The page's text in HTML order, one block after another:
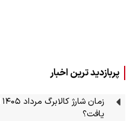
پربازدید ترین اخبار
یافت؟